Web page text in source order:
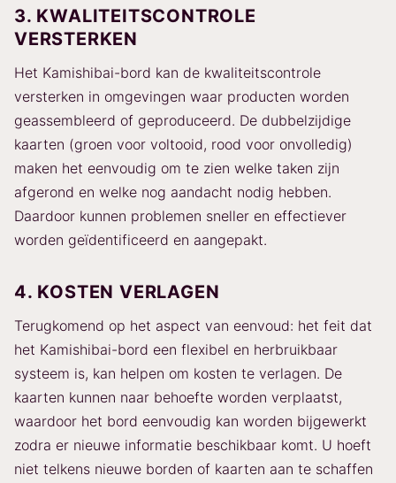
3. KWALITEITSCONTROLE
VERSTERKEN
Het Kamishibai-bord kan de kwaliteitscontrole
versterken in omgevingen waar producten worden
geassembleerd of geproduceerd. De dubbelzijdige
kaarten (groen voor voltooid, rood voor onvolledig)
maken het eenvoudig om te zien welke taken zijn
afgerond en welke nog aandacht nodig hebben.
Daardoor kunnen problemen sneller en effectiever
worden geïdentificeerd en aangepakt.
4. KOSTEN VERLAGEN
Terugkomend op het aspect van eenvoud: het feit dat
het Kamishibai-bord een flexibel en herbruikbaar
systeem is, kan helpen om kosten te verlagen. De
kaarten kunnen naar behoefte worden verplaatst,
waardoor het bord eenvoudig kan worden bijgewerkt
zodra er nieuwe informatie beschikbaar komt. U hoeft
niet telkens nieuwe borden of kaarten aan te schaffen